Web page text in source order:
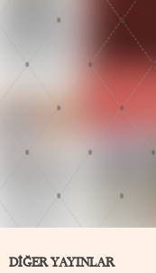
DİĞER YAYINLAR